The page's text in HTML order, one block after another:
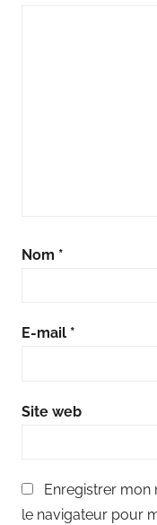
Nom *
E-mail *
Site web
Enregistrer mon
le navigateur pour